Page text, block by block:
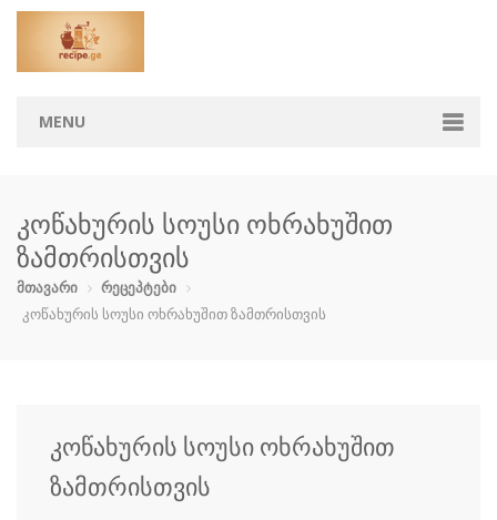
MENU
კატეგორიები
აჯიკა ბავშვებისთ…
ნამცხვრები ნაყინი პიცა
სალათი
კოწახურის სოუსი ოხრახუშით
ზამთრისთვის
მთავარი
რეცეპტები
კოწახურის სოუსი ოხრახუშით ზამთრისთვის
კოწახურის სოუსი ოხრახუშით
ზამთრისთვის